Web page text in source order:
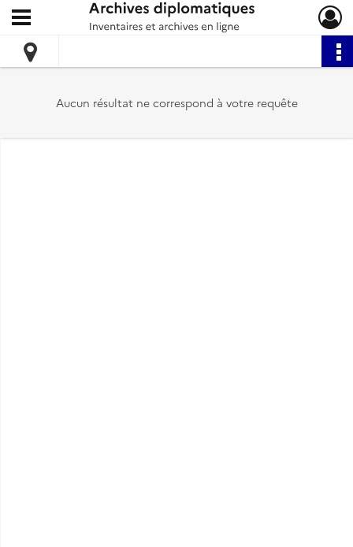
Archives diplomatiques
Ouvrir le menu déroulant
Aucun résultat ne correspond à votre requête